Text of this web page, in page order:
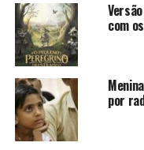
com
por